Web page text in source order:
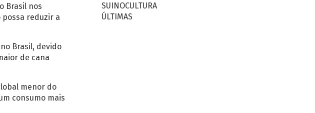
Brasil nos
possa reduzir a
Brasil, devido
de cana
menor do
consumo mais
SUINOCULTURA
ÚLTIMAS